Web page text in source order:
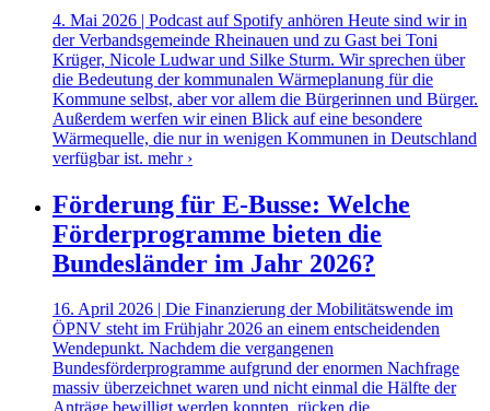
4. Mai 2026 | Podcast auf Spotify anhören Heute sind wir in
der Verbandsgemeinde Rheinauen und zu Gast bei Toni
Krüger, Nicole Ludwar und Silke Sturm. Wir sprechen über
die Bedeutung der kommunalen Wärmeplanung für die
Kommune selbst, aber vor allem die Bürgerinnen und Bürger.
Außerdem werfen wir einen Blick auf eine besondere
Wärmequelle, die nur in wenigen Kommunen in Deutschland
verfügbar ist. mehr ›
Förderung für E-Busse: Welche
Förderprogramme bieten die
Bundesländer im Jahr 2026?
16. April 2026 | Die Finanzierung der Mobilitätswende im
ÖPNV steht im Frühjahr 2026 an einem entscheidenden
Wendepunkt. Nachdem die vergangenen
Bundesförderprogramme aufgrund der enormen Nachfrage
massiv überzeichnet waren und nicht einmal die Hälfte der